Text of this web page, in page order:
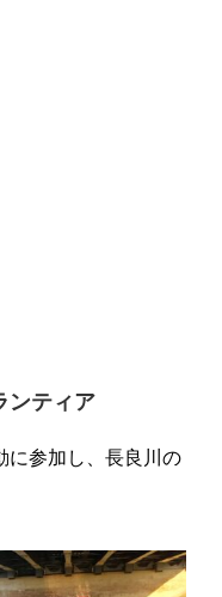
ンティア
に参加し、長良川の